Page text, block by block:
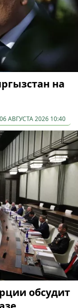
на
06 АВГУСТА 2026 10:40
обсудит